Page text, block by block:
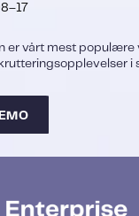
er vårt mest populære
i